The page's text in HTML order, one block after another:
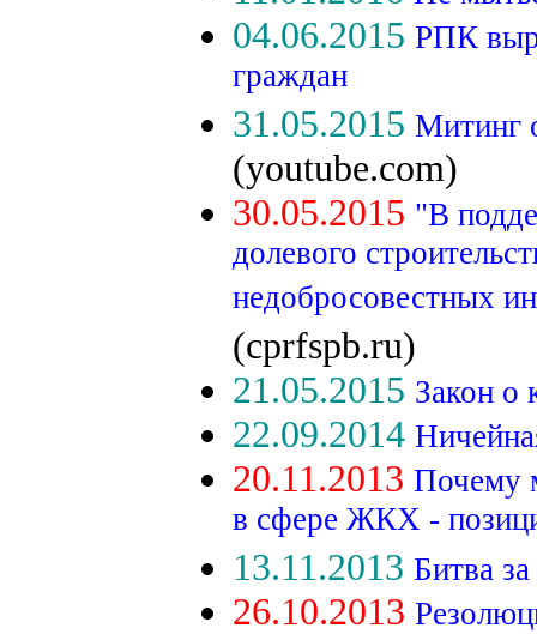
04.06.2015 РПК
граждан
31.05.2015 Митинг
(youtube.com)
30.05.2015 "В
долевого
недобросовестных
(cprfspb.ru)
21.05.2015 Закон о
22.09.2014
20.11.2013 Почему
в сфере ЖКХ -
13.11.2013 Битва
26.10.2013